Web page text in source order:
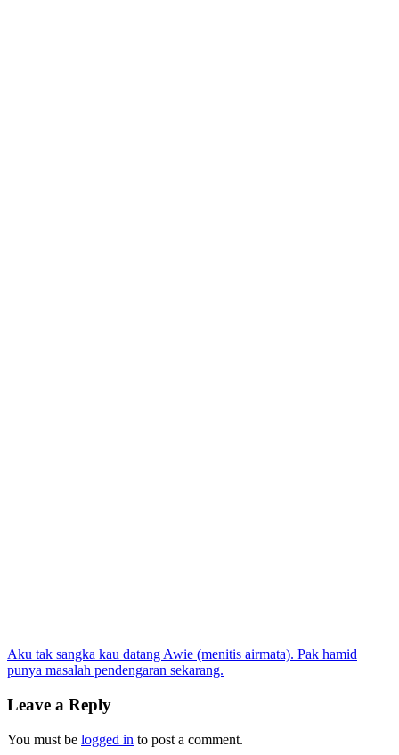
Post
navigation
Aku tak sangka kau datang Awie (menitis airmata). Pak hamid
punya masalah pendengaran sekarang.
Leave a Reply
You must be logged in to post a comment.